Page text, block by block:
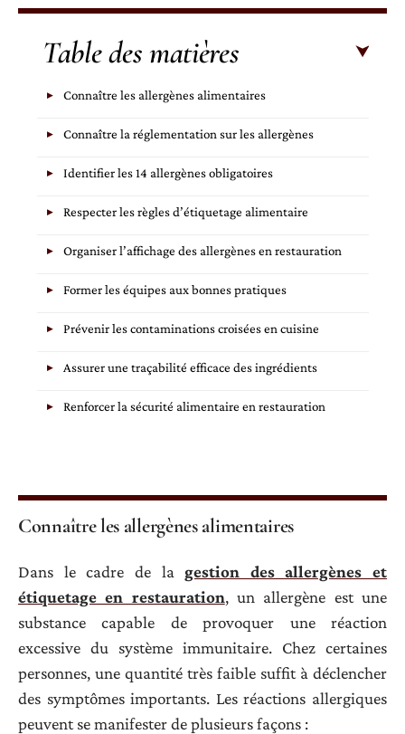
Table des matières
Connaître les allergènes alimentaires
Connaître la réglementation sur les allergènes
Identifier les 14 allergènes obligatoires
Respecter les règles d’étiquetage alimentaire
Organiser l’affichage des allergènes en restauration
Former les équipes aux bonnes pratiques
Prévenir les contaminations croisées en cuisine
Assurer une traçabilité efficace des ingrédients
Renforcer la sécurité alimentaire en restauration
Connaître les allergènes alimentaires
Dans le cadre de lagestion des allergènes et
étiquetage en restauration, un allergène est une
substance capable de provoquer une réaction
excessive du système immunitaire. Chez certaines
personnes, une quantité très faible suffit à déclencher
des symptômes importants. Les réactions allergiques
peuvent se manifester de plusieurs façons :